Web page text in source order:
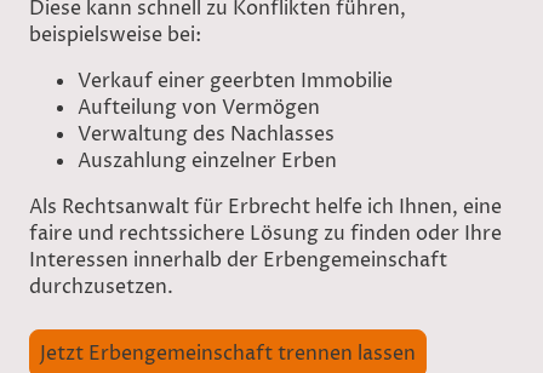
Diese kann schnell zu Konflikten führen,
beispielsweise bei:
Verkauf einer geerbten Immobilie
Aufteilung von Vermögen
Verwaltung des Nachlasses
Auszahlung einzelner Erben
Als Rechtsanwalt für Erbrecht helfe ich Ihnen, eine
faire und rechtssichere Lösung zu finden oder Ihre
Interessen innerhalb der Erbengemeinschaft
durchzusetzen.
Jetzt Erbengemeinschaft trennen lassen